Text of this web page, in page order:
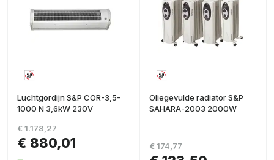
Luchtgordijn S&P COR-3,5-
1000 N 3,6kW 230V
€ 880,01
€ 1.178,27
Oliegevulde radiator S&P
SAHARA-2003 2000W
€ 174,77